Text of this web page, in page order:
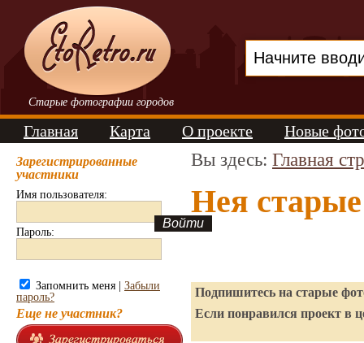
Старые фотографии городов
Главная Карта О проекте Новые
Зарегистрированные
участники
Имя пользователя:
Пароль:
Запомнить меня | Забыли
пароль?
Еще не участник?
Вы здесь: Главная
Нея
Подпишитесь на старые
Если понравился проект в